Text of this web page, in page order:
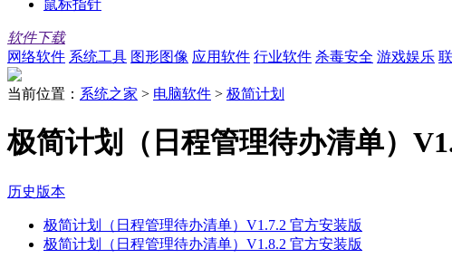
鼠标指针
软件下载
网络软件 系统工具 图形图像 应用软件 行业软件 杀毒安全 游戏娱乐
当前位置： 系统之家 > 电脑软件 > 极简计划
极简计划（日程管理待办清单）
历史版本
极简计划（日程管理待办清单）V1.7.2 官方安装版
极简计划（日程管理待办清单）V1.8.2 官方安装版